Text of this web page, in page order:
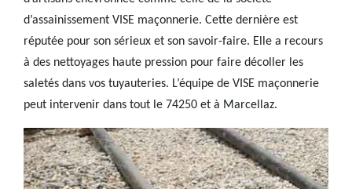
d’assainissement VISE maçonnerie. Cette dernière est
réputée pour son sérieux et son savoir-faire. Elle a recours
à des nettoyages haute pression pour faire décoller les
saletés dans vos tuyauteries. L’équipe de VISE maçonnerie
peut intervenir dans tout le 74250 et à Marcellaz.